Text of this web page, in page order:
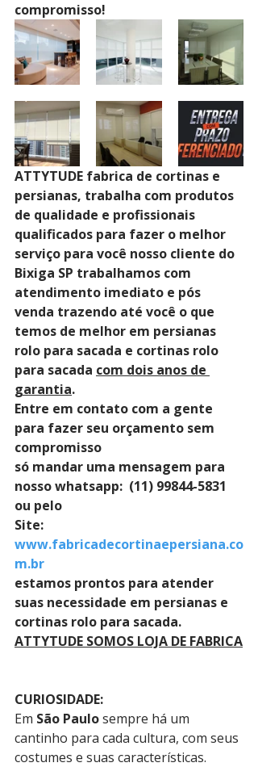
compromisso!
ATTYTUDE fabrica de cortinas e
persianas, trabalha com produtos
de qualidade e profissionais
qualificados para fazer o melhor
serviço para você nosso cliente do
Bixiga SP trabalhamos com
atendimento imediato e pós
venda trazendo até você o que
temos de melhor em persianas
rolo para sacada e cortinas rolo
para sacada com dois anos de
garantia.
Entre em contato com a gente
para fazer seu orçamento sem
compromisso
só mandar uma mensagem para
nosso whatsapp:  (11) 99844-5831
ou pelo
Site:
www.fabricadecortinaepersiana.co
m.br
estamos prontos para atender
suas necessidade em persianas e
cortinas rolo para sacada.
ATTYTUDE SOMOS LOJA DE FABRICA
CURIOSIDADE:
Em São Paulo sempre há um
cantinho para cada cultura, com seus
costumes e suas características.